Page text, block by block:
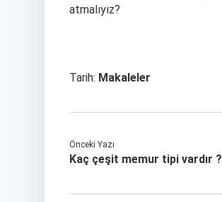
atmalıyız?
Tarih: Makaleler
Önceki Yazı
Kaç çeşit memur tipi vardır ?